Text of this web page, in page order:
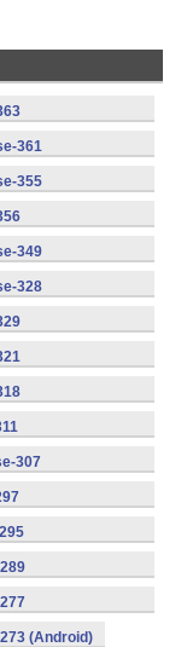
361
355
349
328
307
(Android)